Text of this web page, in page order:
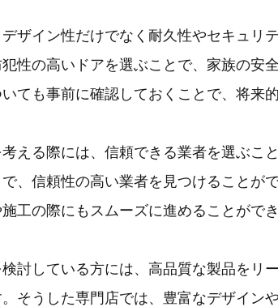
ザイン性だけでなく耐久性やセキュリ
性の高いドアを選ぶことで、家族の安
ても事前に確認しておくことで、将来
える際には、信頼できる業者を選ぶこ
、信頼性の高い業者を見つけることが
工の際にもスムーズに進めることができ
討している方には、高品質な製品をリ
そうした専門店では、豊富なデザイン